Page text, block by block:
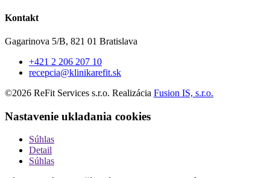
Kontakt
Gagarinova 5/B, 821 01 Bratislava
+421 2 206 207 10
recepcia@klinikarefit.sk
©2026 ReFit Services s.r.o. Realizácia Fusion IS, s.r.o.
Nastavenie ukladania cookies
Súhlas
Detail
Súhlas